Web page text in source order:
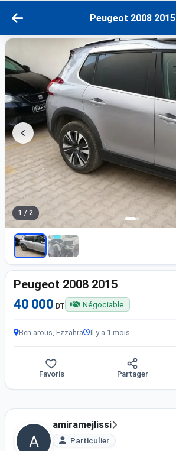
Peugeot 2008 2015
1 / 2
Peugeot 2008 2015
40 000 DT Négociable
Ben arous, Ezzahra Il y a 1 mois
Favoris Partager
amiramejlissi
Particulier